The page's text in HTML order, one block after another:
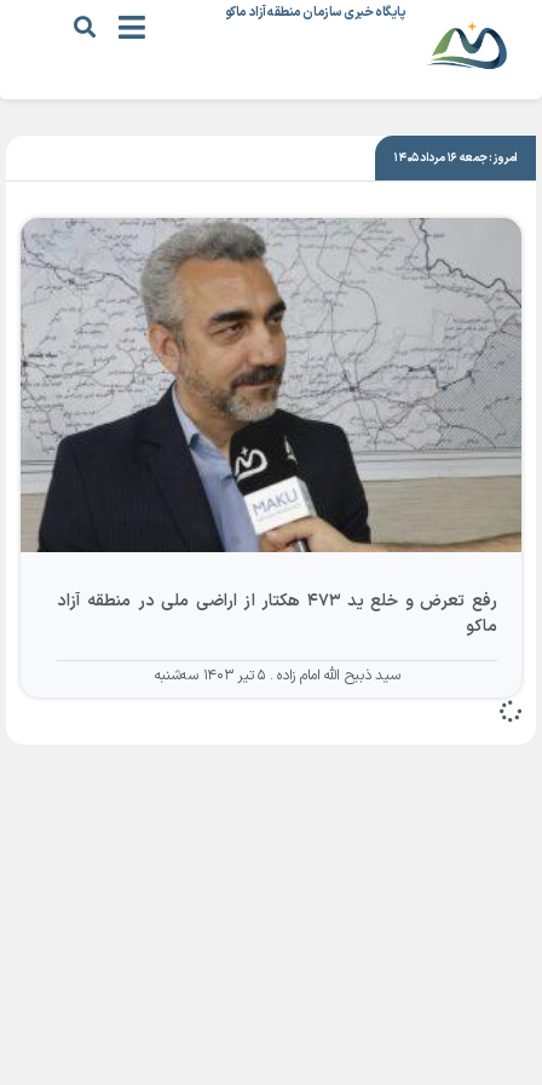
پایگاه خبری سازمان منطقه آزاد ماکو
|۵ تیر ۱۴۰۳
امروز: جمعه ۱۶ مرداد ۱۴۰۵
رفع تعرض و خلع ید ۴۷۳ هکتار از اراضی ملی در منطقه آزاد
ماکو
سید ذبیح الله امام زاده ۵ تیر ۱۴۰۳ سه‌شنبه